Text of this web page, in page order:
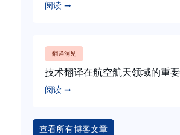
阅读 ➞
翻译洞见
技术翻译在航空航天领域的重
阅读 ➞
查看所有博客文章